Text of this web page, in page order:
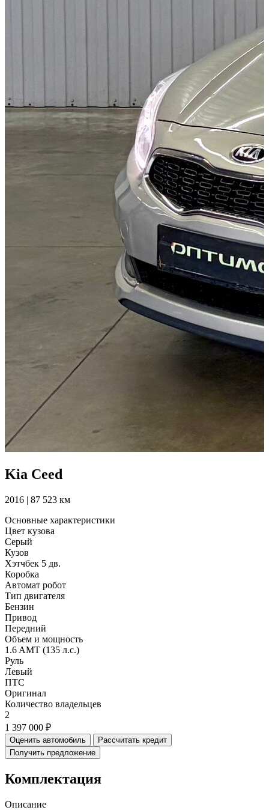
Kia Ceed
2016 | 87 523 км
Основные характеристики
Цвет кузова
Серый
Кузов
Хэтчбек 5 дв.
Коробка
Автомат робот
Тип двигателя
Бензин
Привод
Передний
Объем и мощность
1.6 AMT (135 л.с.)
Руль
Левый
ПТС
Оригинал
Количество владельцев
2
1 397 000 ₽
Оценить автомобиль
Рассчитать кредит
Получить предложение
Комплектация
Описание